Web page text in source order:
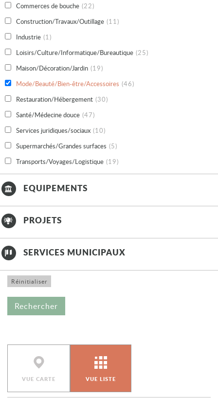
Commerces de bouche (22)
Construction/Travaux/Outillage (11)
Industrie (1)
Loisirs/Culture/Informatique/Bureautique (25)
Maison/Décoration/Jardin (19)
Mode/Beauté/Bien-être/Accessoires (46)
Restauration/Hébergement (30)
Santé/Médecine douce (47)
Services juridiques/sociaux (10)
Supermarchés/Grandes surfaces (5)
Transports/Voyages/Logistique (19)
EQUIPEMENTS
PROJETS
SERVICES MUNICIPAUX
VUE CARTE VUE LISTE